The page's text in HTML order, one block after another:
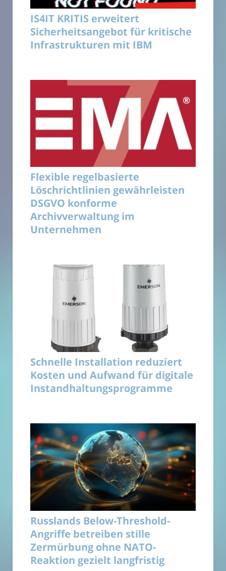
IS4IT KRITIS erweitert
Sicherheitsangebot für kritische
Infrastrukturen mit IBM
Flexible regelbasierte
Löschrichtlinien gewährleisten
DSGVO konforme
Archivverwaltung im
Unternehmen
Schnelle Installation reduziert
Kosten und Aufwand für digitale
Instandhaltungsprogramme
Russlands Below-Threshold-
Angriffe betreiben stille
Zermürbung ohne NATO-
Reaktion gezielt langfristig